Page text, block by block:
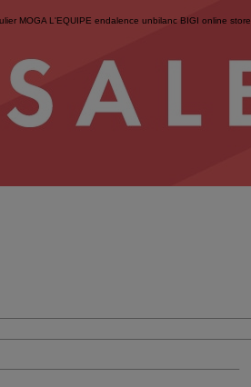
MOGA L'EQUIPE endalence unbilanc BIGI online store